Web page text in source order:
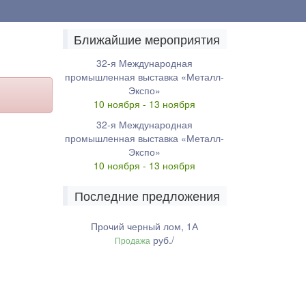
Ближайшие мероприятия
32-я Международная
промышленная выставка «Металл-
Экспо»
10 ноября - 13 ноября
32-я Международная
промышленная выставка «Металл-
Экспо»
10 ноября - 13 ноября
Последние предложения
Прочий черный лом, 1А
Продажа руб./